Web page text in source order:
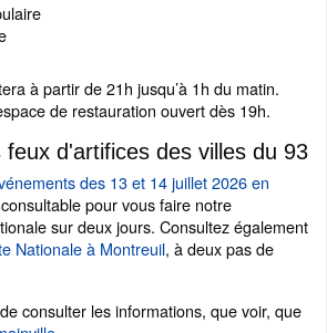
à partir de 21h jusqu’à 1h du matin.
de restauration ouvert dès 19h.
d'artifices des villes du 93
des 13 et 14 juillet 2026 en
pour vous faire notre
sur deux jours. Consultez également
Nationale à Montreuil, à deux pas de
consulter les informations, que voir, que